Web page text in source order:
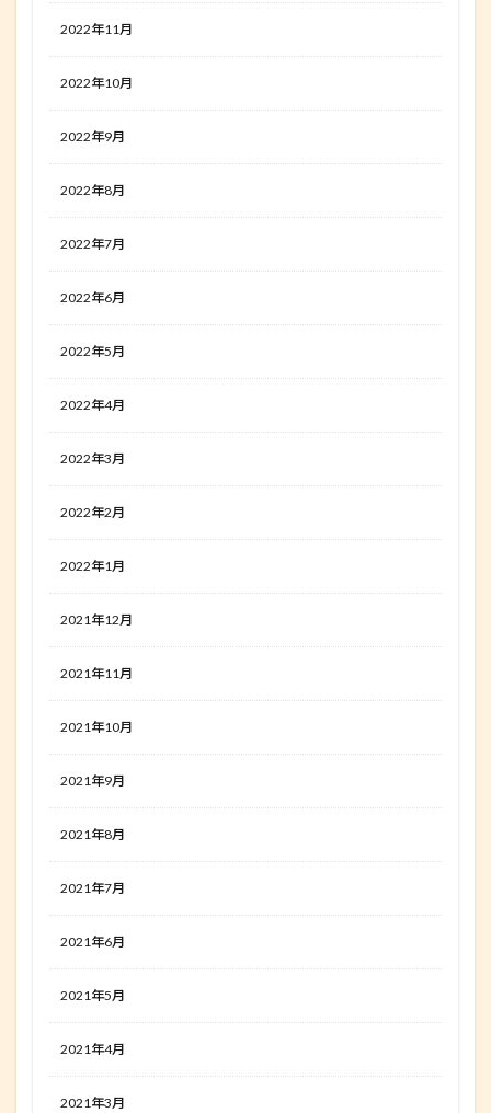
2022年11月
2022年10月
2022年9月
2022年8月
2022年7月
2022年6月
2022年5月
2022年4月
2022年3月
2022年2月
2022年1月
2021年12月
2021年11月
2021年10月
2021年9月
2021年8月
2021年7月
2021年6月
2021年5月
2021年4月
2021年3月